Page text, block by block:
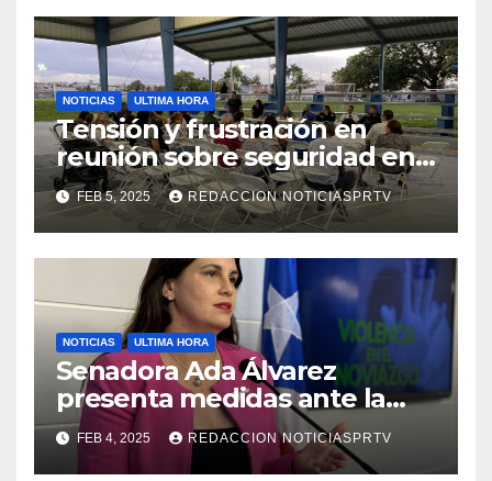
NOTICIAS ULTIMA HORA
Tensión y frustración en
reunión sobre seguridad en
Reparto Metropolitano
FEB 5, 2025 REDACCION NOTICIASPRTV
NOTICIAS ULTIMA HORA
Senadora Ada Álvarez
presenta medidas ante la
violencia en el noviazgo
FEB 4, 2025 REDACCION NOTICIASPRTV